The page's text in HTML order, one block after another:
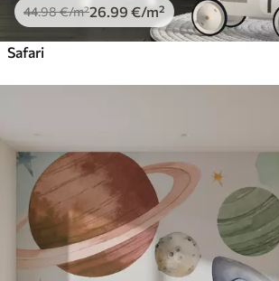
44.98€/m²26 .99 €/m²
Safari